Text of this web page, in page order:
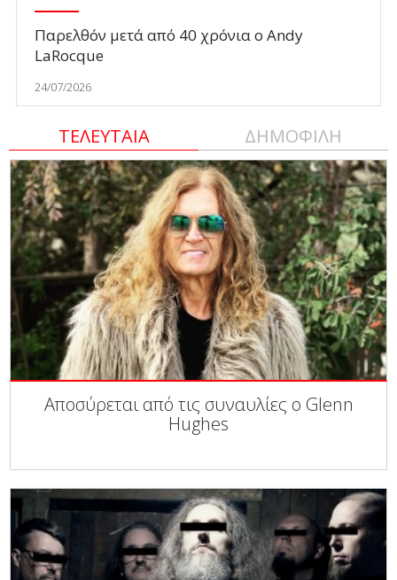
Παρελθόν μετά από 40 χρόνια ο Andy
LaRocque
24/07/2026
ΤΕΛΕΥΤΑΙΑ ΔΗΜΟΦΙΛΗ
Αποσύρεται από τις συναυλίες ο Glenn
Hughes